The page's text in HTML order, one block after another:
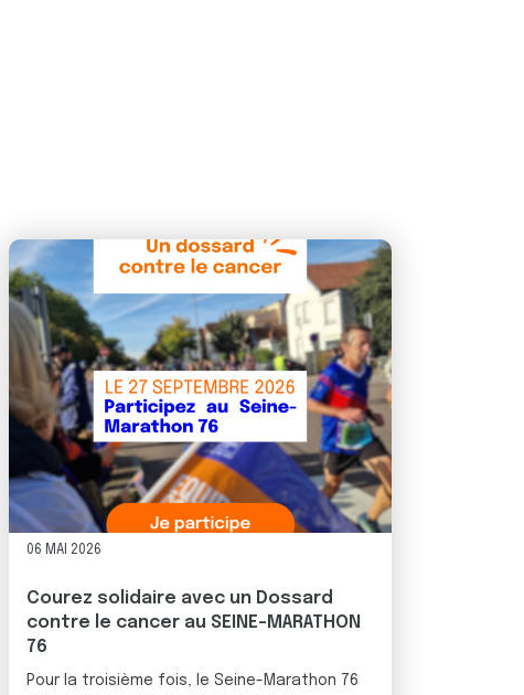
06 MAI 2026
Courez solidaire avec un Dossard
contre le cancer au SEINE-MARATHON
76
Pour la troisième fois, le Seine-Marathon 76